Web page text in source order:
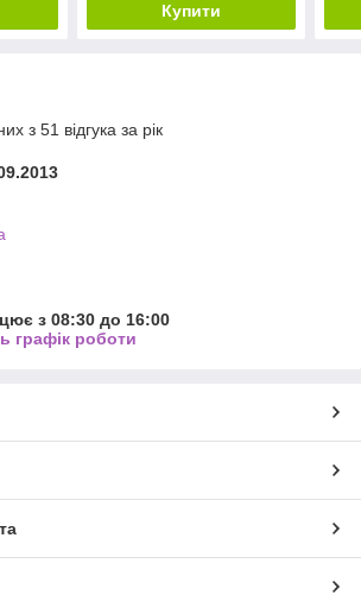
Купити
з 51 відгука за рік
з 08:30 до 16:00
графік роботи